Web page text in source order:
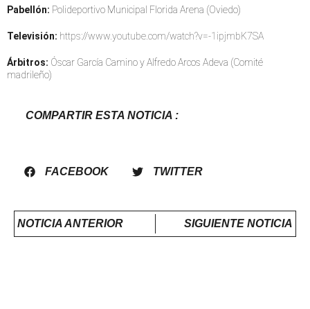
Pabellón: Polideportivo Municipal Florida Arena (Oviedo)
Televisión: https://www.youtube.com/watch?v=-1ipjmbK7SA
Árbitros: Óscar García Camino y Alfredo Arcos Adeva (Comité
madrileño)
COMPARTIR ESTA NOTICIA :
FACEBOOK TWITTER
NOTICIA ANTERIOR SIGUIENTE NOTICIA